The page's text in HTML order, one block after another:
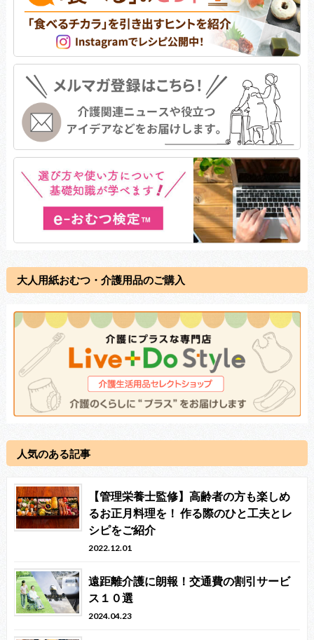
大人用紙おむつ・介護用品のご購入
人気のある記事
【管理栄養士監修】高齢者の方も楽しめ
るお正月料理を！ 作る際のひと工夫とレ
シピをご紹介
2022.12.01
遠距離介護に朗報！交通費の割引サービ
ス１０選
2024.04.23